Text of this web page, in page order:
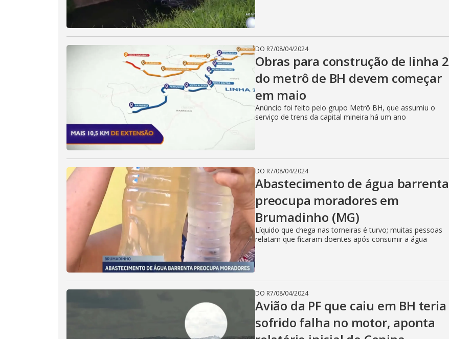
DO R7/08/04/2024
Obras para construção de linha 2
do metrô de BH devem começar
em maio
Anúncio foi feito pelo grupo Metrô BH, que assumiu o
serviço de trens da capital mineira há um ano
DO R7/08/04/2024
Abastecimento de água barrenta
preocupa moradores em
Brumadinho (MG)
Líquido que chega nas torneiras é turvo; muitas pessoas
relatam que ficaram doentes após consumir a água
DO R7/08/04/2024
Avião da PF que caiu em BH teria
sofrido falha no motor, aponta